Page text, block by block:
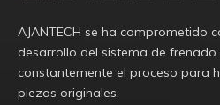
AJANTECH se ha comprometido
desarrollo del sistema de
constantemente el proceso para
piezas originales.